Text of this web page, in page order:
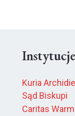
Kuria
Sąd Biskupi
Caritas